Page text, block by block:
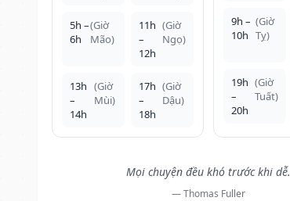
5h –
6h
(Giờ
Mão)
11h
–
12h
(Giờ
Ngọ)
13h
–
14h
(Giờ
Mùi)
17h
–
18h
(Giờ
Dậu)
9h –
10h
(Giờ
Tỵ)
19h
–
20h
(Giờ
Tuất)
Mọi chuyện đều khó trước khi dễ.
— Thomas Fuller